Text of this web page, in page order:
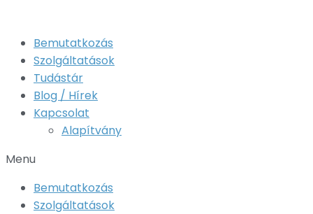
Bemutatkozás
Szolgáltatások
Tudástár
Blog / Hírek
Kapcsolat
Alapítvány
Menu
Bemutatkozás
Szolgáltatások